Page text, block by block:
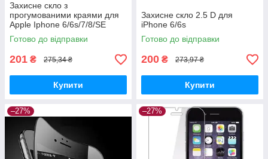
Захисне скло з
прогумованими краями для
Apple Iphone 6/6s/7/8/SE
2020
Готово до відправки
201 ₴ 275,34 ₴
Купити
Захисне скло 2.5 D для
iPhone 6/6s
Готово до відправки
200 ₴ 273,97 ₴
Купити
–27% –27%